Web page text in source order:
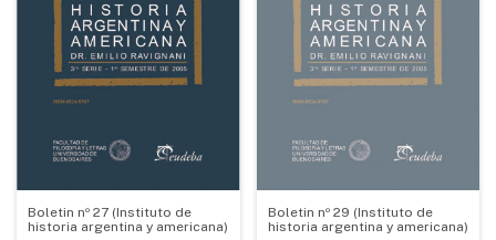
Boletin nº 27 (Instituto de
historia argentina y americana)
Boletin nº 29 (Instituto de
historia argentina y americana)